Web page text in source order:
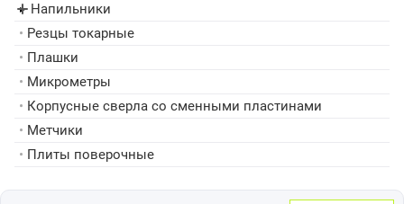
▸ Напильники
• Резцы токарные
• Плашки
• Микрометры
• Корпусные сверла со сменными пластинами
• Метчики
• Плиты поверочные